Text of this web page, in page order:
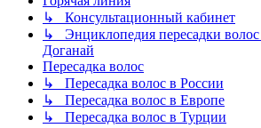
↳ Консультационный кабинет
↳ Энциклопедия пересадки волос
Доганай
Пересадка волос
↳ Пересадка волос в России
↳ Пересадка волос в Европе
↳ Пересадка волос в Турции